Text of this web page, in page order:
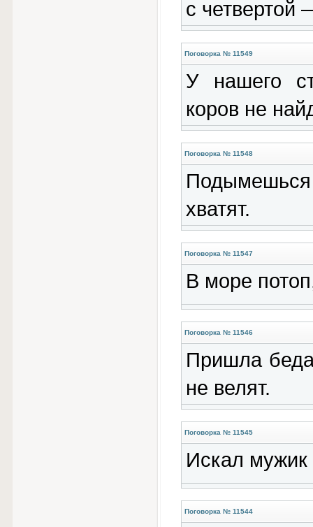
с четвертой
Поговорка № 11549
У нашего
коров не
Поговорка № 11548
Подымешься
хватят.
Поговорка № 11547
В море
Поговорка № 11546
Пришла
не велят.
Поговорка № 11545
Искал
Поговорка № 11544